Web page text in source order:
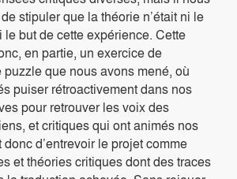
stipuler que la théorie n’était ni le
le but de cette expérience. Cette
en partie, un exercice de
puzzle que nous avons mené, où
puiser rétroactivement dans nos
pour retrouver les voix des
et critiques qui ont animés nos
donc d’entrevoir le projet comme
et théories critiques dont des traces